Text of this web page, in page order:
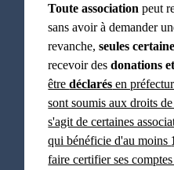
Toute association peut
sans avoir à demander
revanche,seules
recevoir desdonations
êtredéclarés en
sont soumis aux droits
s'agit de certaines
qui bénéficie d'au moins
faire certifier ses